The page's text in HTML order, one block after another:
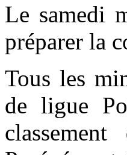
Le samedi
préparer la
Tous les
de ligue